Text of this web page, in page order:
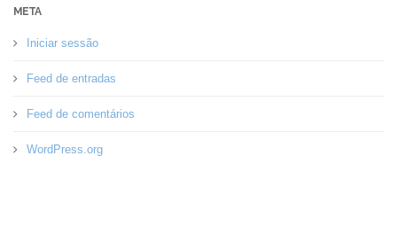
META
Iniciar sessão
Feed de entradas
Feed de comentários
WordPress.org